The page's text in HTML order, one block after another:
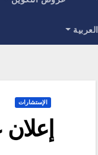
العربية
الإستشارات
إعلان